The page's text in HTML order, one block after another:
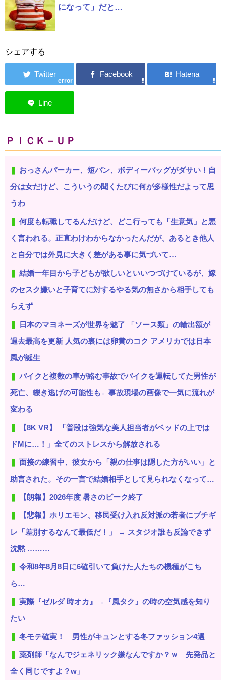
になって」だと…
シェアする
error
ＰＩＣＫ－ＵＰ
おっさんパーカー、短パン、ボディーバッグがダサい！自
分は女だけど、こういうの聞くたびに何が多様性だよって思
うわ
何度も転職してるんだけど、どこ行っても「生意気」と悪
く言われる。正直わけわからなかったんだが、あるとき他人
と自分では外見に大きく差がある事に気づいて…
結婚一年目から子どもが欲しいといいつづけているが、嫁
のセスク嫌いと子育てに対するやる気の無さから相手しても
らえず
日本のマヨネーズが世界を魅了 「ソース類」の輸出額が
過去最高を更新 人気の裏には卵黄のコク アメリカでは日本
風が誕生
バイクと複数の車が絡む事故でバイクを運転してた男性が
死亡、轢き逃げの可能性も←事故現場の画像で一気に流れが
変わる
【8K VR】 「普段は強気な美人担当者がベッドの上では
ドMに…！」全てのストレスから解放される
面接の練習中、彼女から「親の仕事は隠した方がいい」と
助言された。その一言で結婚相手として見られなくなって…
【朗報】2026年度 暑さのピーク終了
【悲報】ホリエモン、移民受け入れ反対派の若者にブチギ
レ「差別するなんて最低だ！」 → スタジオ誰も反論できず
沈黙 ………
令和8年8月8日に6確引いて負けた人たちの機種がこち
ら…
実際『ゼルダ 時オカ』→『風タク』の時の空気感を知り
たい
冬モテ確実！ 男性がキュンとする冬ファッション4選
薬剤師「なんでジェネリック嫌なんですか？ｗ 先発品と
全く同じですよ？w」